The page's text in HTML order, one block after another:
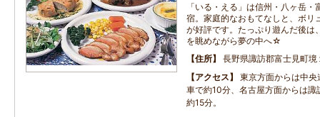
「いる・える」は信州・八ヶ岳
宿。家庭的なおもてなしと、ボリ
が好評です。たっぷり遊んだ後は
を眺めながら夢の中へ☆
住所
長野県諏訪郡富士見町
アクセス
東京方面からは中
車で約10分、名古屋方面からは諏
約15分。